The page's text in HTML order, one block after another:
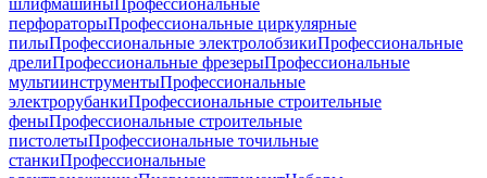
шлифмашиныПрофессиональные
перфораторыПрофессиональные циркулярные
пилыПрофессиональные электролобзикиПрофессиональные
дрелиПрофессиональные фрезерыПрофессиональные
мультиинструментыПрофессиональные
электрорубанкиПрофессиональные строительные
феныПрофессиональные строительные
пистолетыПрофессиональные точильные
станкиПрофессиональные